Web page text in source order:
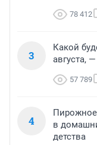
78 412
3
Какой
августа,
57 789
4
Пирожное
в
детства